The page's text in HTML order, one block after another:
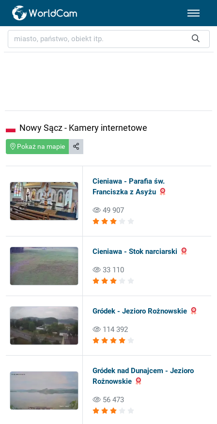
Nowy Sącz - Kamery internetowe
Pokaż na mapie
Cieniawa - Parafia św.
Franciszka z Asyżu
49 907
Cieniawa - Stok narciarski
33 110
Gródek - Jezioro Rożnowskie
114 392
Gródek nad Dunajcem - Jezioro
Rożnowskie
56 473